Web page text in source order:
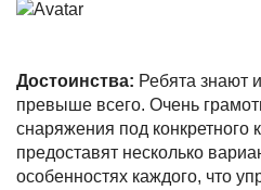
Достоинства: Ребята знают
превыше всего. Очень
снаряжения под конкретного
предоставят несколько
особенностях каждого, что